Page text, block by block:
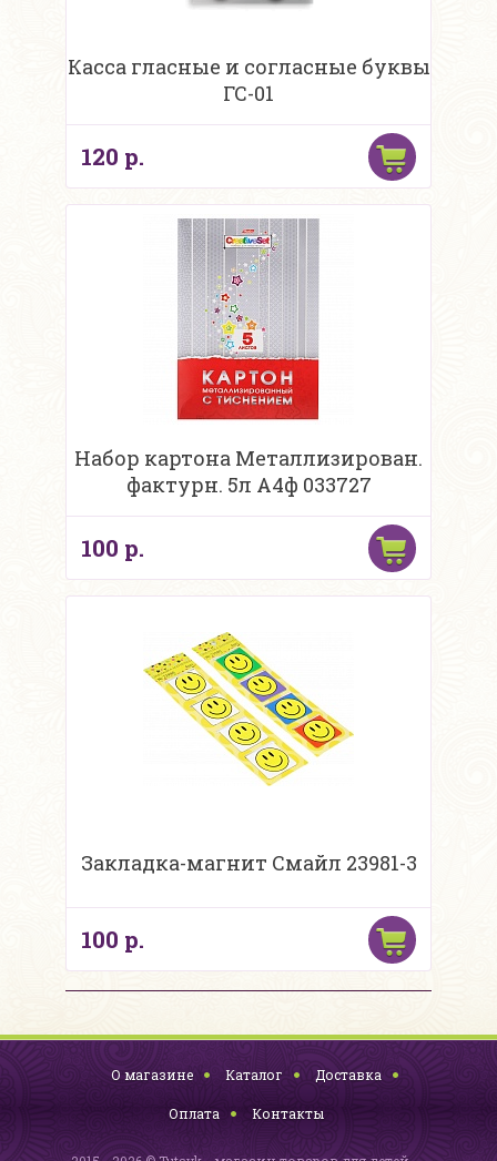
Касса гласные и согласные буквы
ГС-01
120 р.
Набор картона Металлизирован.
фактурн. 5л А4ф 033727
100 р.
Закладка-магнит Смайл 23981-3
100 р.
О магазине Каталог Доставка
Оплата Контакты